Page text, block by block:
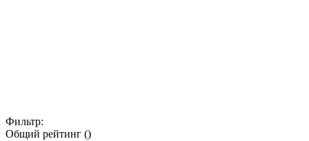
Фильтр:
Общий рейтинг ()